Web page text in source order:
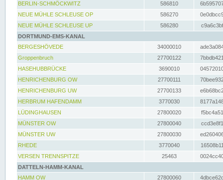
BERLIN-SCHMÖCKWITZ
586810
NEUE MÜHLE SCHLEUSE OP
586270
NEUE MÜHLE SCHLEUSE UP
586280
DORTMUND-EMS-KANAL
BERGESHÖVEDE
34000010
Groppenbruch
27700122
HASEHUBBRÜCKE
3690010
HENRICHENBURG OW
27700111
HENRICHENBURG UW
27700133
HERBRUM HAFENDAMM
3770030
LÜDINGHAUSEN
27800020
MÜNSTER OW
27800040
MÜNSTER UW
27800030
RHEDE
3770040
VERSEN TRENNSPITZE
25463
DATTELN-HAMM-KANAL
HAMM OW
27800060